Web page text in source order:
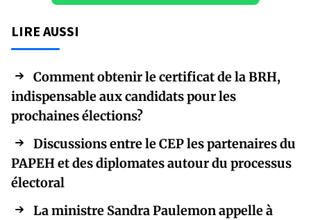
LIRE AUSSI
Comment obtenir le certificat de la BRH,
indispensable aux candidats pour les
prochaines élections?
Discussions entre le CEP les partenaires du
PAPEH et des diplomates autour du processus
électoral
La ministre Sandra Paulemon appelle à